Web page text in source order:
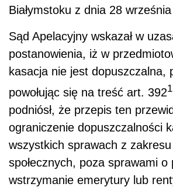
Białymstoku z dnia 28
Sąd Apelacyjny wskazał w
postanowienia, iż w
kasacja nie jest dopuszczalna,
powołując się na treść art. 3921
podniósł, że przepis ten
ograniczenie dopuszczalności
wszystkich sprawach z
społecznych, poza sprawami o
wstrzymanie emerytury lub